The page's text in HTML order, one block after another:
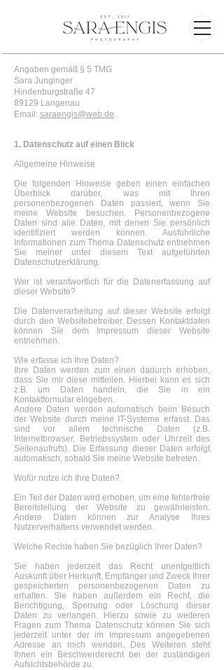
Angaben gemäß § 5 TMG
Sara Junginger
Hindenburgstraße 47
89129 Langenau
Email: saraengis@web.de
1. Datenschutz auf einen Blick
Allgemeine Hinweise
Die folgenden Hinweise geben einen einfachen
Überblick darüber, was mit Ihren
personenbezogenen Daten passiert, wenn Sie
meine Website besuchen. Personenbezogene
Daten sind alle Daten, mit denen Sie persönlich
identifiziert werden können. Ausführliche
Informationen zum Thema Datenschutz entnehmen
Sie meiner unter diesem Text aufgeführten
Datenschutzerklärung.
Wer ist verantwortlich für die Datenerfassung auf
dieser Website?
Die Datenverarbeitung auf dieser Website erfolgt
durch den Websitebetreiber. Dessen Kontaktdaten
können Sie dem Impressum dieser Website
entnehmen.
Wie erfasse ich Ihre Daten?
Ihre Daten werden zum einen dadurch erhoben,
dass Sie mir diese mitteilen. Hierbei kann es sich
z.B. um Daten handeln, die Sie in ein
Kontaktformular eingeben.
Andere Daten werden automatisch beim Besuch
der Website durch meine IT-Systeme erfasst. Das
sind vor allem technische Daten (z.B.
Internetbrowser, Betriebssystem oder Uhrzeit des
Seitenaufrufs). Die Erfassung dieser Daten erfolgt
automatisch, sobald Sie meine Website betreten.
Wofür nutze ich Ihre Daten?
Ein Teil der Daten wird erhoben, um eine fehlerfreie
Bereitstellung der Website zu gewährleisten.
Andere Daten können zur Analyse Ihres
Nutzerverhaltens verwendet werden.
Welche Rechte haben Sie bezüglich Ihrer Daten?
Sie haben jederzeit das Recht unentgeltlich
Auskunft über Herkunft, Empfänger und Zweck Ihrer
gespeicherten personenbezogenen Daten zu
erhalten. Sie haben außerdem ein Recht, die
Berichtigung, Sperrung oder Löschung dieser
Daten zu verlangen. Hierzu sowie zu weiteren
Fragen zum Thema Datenschutz können Sie sich
jederzeit unter der im Impressum angegebenen
Adresse an mich wenden. Des Weiteren steht
Ihnen ein Beschwerderecht bei der zuständigen
Aufsichtsbehörde zu.